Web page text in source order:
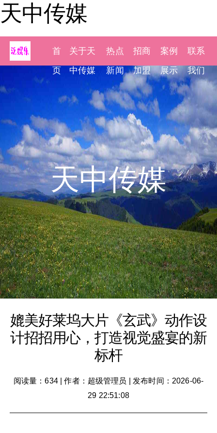
天中传媒
首
页
关于天
中传媒
热点
新闻
招商
加盟
案例
展示
联系
我们
天中传媒
媲美好莱坞大片《玄武》动作设
计招招用心，打造视觉盛宴的新
标杆
阅读量：634|作者：超级管理员
发布时间：2026-06-
29 22:51:08